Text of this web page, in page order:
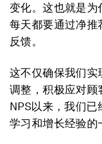
变化。这也就是
每天都要通过净推
反馈。
这不仅确保我们实
调整，积极应对顾
NPS以来，我们
学习和增长经验的